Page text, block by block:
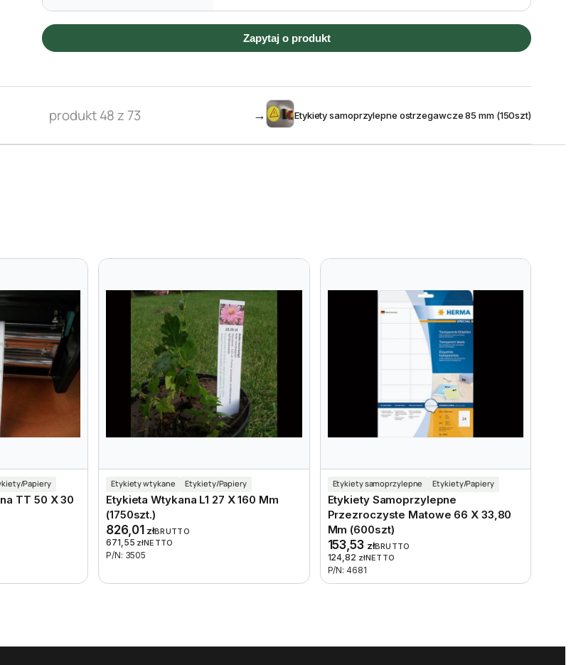
Zapytaj o produkt
produkt 48 z 73 Etykiety samoprzylepne ostrzegawcze 85 mm (150szt)
→
Papiery
TT 50 X 30
Etykiety wtykane Etykiety/Papiery
Etykieta Wtykana L1 27 X 160 Mm
(1750szt.)
826,01 złBRUTTO
671,55 złNETTO
P/N: 3505
Etykiety samoprzylepne Etykiety/Papiery
Etykiety Samoprzylepne
Przezroczyste Matowe 66 X 33,80
Mm (600szt)
153,53 złBRUTTO
124,82 złNETTO
P/N: 4681